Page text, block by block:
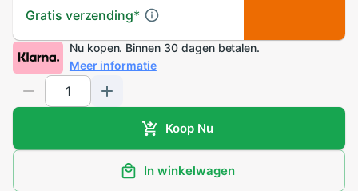
Gratis verzending*
Nu kopen. Binnen 30 dagen betalen.
Meer informatie
Koop Nu
In winkelwagen